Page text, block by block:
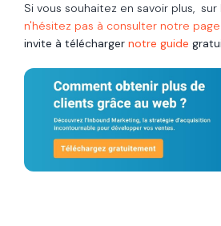
Si vous souhaitez en savoir plus,
n'hésitez pas à consulter notre
invite à télécharger notre guide